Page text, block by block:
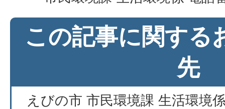
この記事に関する
先
えびの市 市民環境課 生活環境